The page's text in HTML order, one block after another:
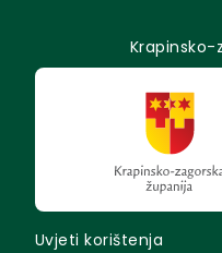
Krapinsko-
Uvjeti korištenja